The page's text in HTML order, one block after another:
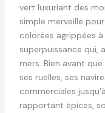
vert luxuriant des
simple merveille
colorées agrippées à
superpuissance qui,
mers. Bien avant
ses ruelles, ses
commerciales
rapportant épices,